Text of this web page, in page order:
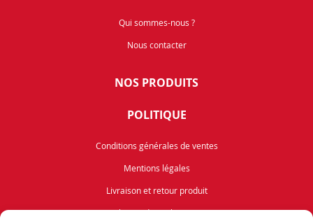
Qui sommes-nous ?
Nous contacter
NOS PRODUITS
POLITIQUE
Conditions générales de ventes
Mentions légales
Livraison et retour produit
Politique de cookies (UE)